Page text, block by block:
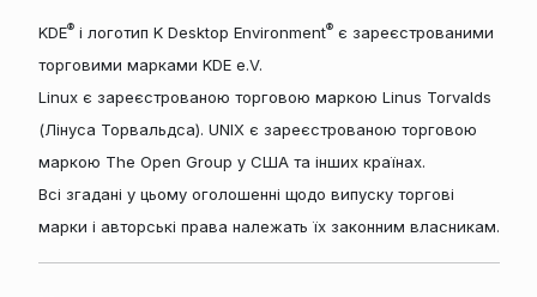
KDE®і логотип K Desktop Environment®є зареєстрованими
торговими марками KDE e.V.
Linux є зареєстрованою торговою маркою Linus Torvalds
(Лінуса Торвальдса). UNIX є зареєстрованою торговою
маркою The Open Group у США та інших країнах.
Всі згадані у цьому оголошенні щодо випуску торгові
марки і авторські права належать їх законним власникам.